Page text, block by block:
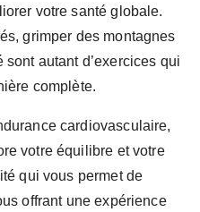
votre santé globale.
grimper des montagnes
autant d’exercices qui
complète.
cardiovasculaire,
votre équilibre et votre
qui vous permet de
offrant une expérience